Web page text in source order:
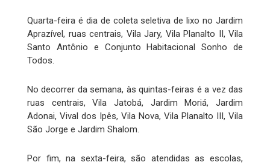
Quarta-feira é dia de coleta seletiva de lixo no Jardim
Aprazível, ruas centrais, Vila Jary, Vila Planalto II, Vila
Santo Antônio e Conjunto Habitacional Sonho de
Todos.
No decorrer da semana, às quintas-feiras é a vez das
ruas centrais, Vila Jatobá, Jardim Moriá, Jardim
Adonai, Vival dos Ipês, Vila Nova, Vila Planalto III, Vila
São Jorge e Jardim Shalom.
Por fim, na sexta-feira, são atendidas as escolas,